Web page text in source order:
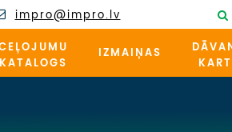
impro@impro.lv
KATALOGS
IZMAIŅAS